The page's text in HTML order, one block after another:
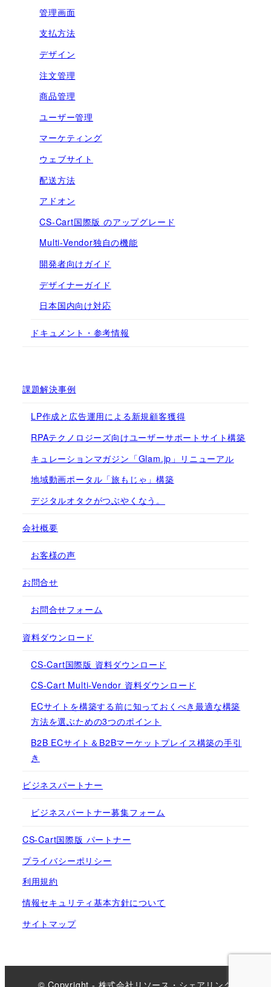
管理画面
支払方法
デザイン
注文管理
商品管理
ユーザー管理
マーケティング
ウェブサイト
配送方法
アドオン
CS-Cart国際版 のアップグレード
Multi-Vendor独自の機能
開発者向けガイド
デザイナーガイド
日本国内向け対応
ドキュメント・参考情報
課題解決事例
LP作成と広告運用による新規顧客獲得
RPAテクノロジーズ向けユーザーサポートサイト構築
キュレーションマガジン「Glam.jp」リニューアル
地域動画ポータル「旅もじゃ」構築
デジタルオタクがつぶやくなう。
会社概要
お客様の声
お問合せ
お問合せフォーム
資料ダウンロード
CS-Cart国際版 資料ダウンロード
CS-Cart Multi-Vendor 資料ダウンロード
ECサイトを構築する前に知っておくべき最適な構築
方法を選ぶための3つのポイント
B2B ECサイト＆B2Bマーケットプレイス構築の手引
き
ビジネスパートナー
ビジネスパートナー募集フォーム
CS-Cart国際版 パートナー
プライバシーポリシー
利用規約
情報セキュリティ基本方針について
サイトマップ
© Copyright - 株式会社リソース・シェアリング